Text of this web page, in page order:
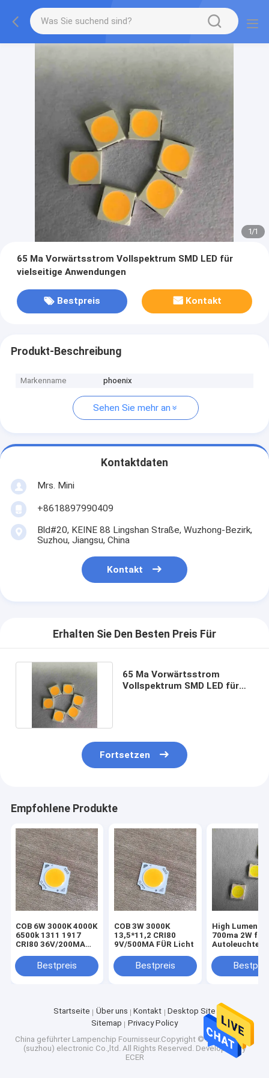
1/1
65 Ma Vorwärtsstrom Vollspektrum SMD LED für
vielseitige Anwendungen
Bestpreis Kontakt
Produkt-Beschreibung
Markenname phoenix
Sehen Sie mehr an
Kontaktdaten
Mrs. Mini
+8618897990409
Bld#20, KEINE 88 Lingshan Straße, Wuzhong-Bezirk,
Suzhou, Jiangsu, China
Kontakt
Erhalten Sie Den Besten Preis Für
65 Ma Vorwärtsstrom
Vollspektrum SMD LED für
Fortsetzen
Empfohlene Produkte
COB 6W 3000K 4000K
6500k 1311 1917
CRI80 36V/200MA
Bestpreis
COB 3W 3000K
13,5*11,2 CRI80
9V/500MA FÜR Licht
Bestpreis
High Lumen
700ma 2W für
Autoleuchten
Startseite Über uns Kontakt
Desktop Site
Sitemap
Privacy Policy
China geführter Lampenchip Fournisseur.Copyright © 2025 Phoenix
(suzhou) electronic Co.,ltd. All Rights Reserved. Developed by
ECER